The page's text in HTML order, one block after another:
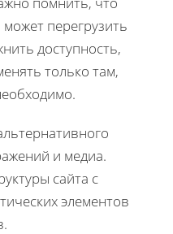
перегрузить
доступность,
только там,
и медиа.
сайта с
элементов